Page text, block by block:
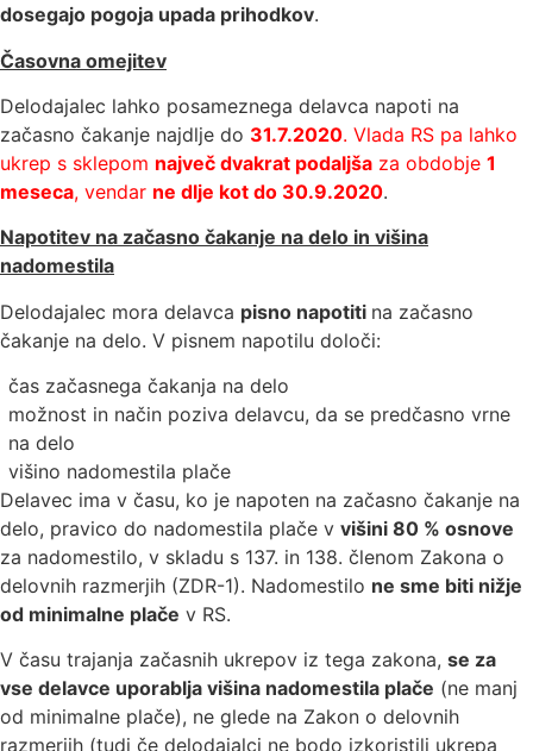
dosegajo pogoja upada prihodkov.
Časovna omejitev
Delodajalec lahko posameznega delavca napoti na
začasno čakanje najdlje do 31.7.2020. Vlada RS pa lahko
ukrep s sklepom največ dvakrat podaljša za obdobje 1
meseca, vendar ne dlje kot do 30.9.2020.
Napotitev na začasno čakanje na delo in višina
nadomestila
Delodajalec mora delavca pisno napotiti na začasno
čakanje na delo. V pisnem napotilu določi:
čas začasnega čakanja na delo
možnost in način poziva delavcu, da se predčasno vrne
na delo
višino nadomestila plače
Delavec ima v času, ko je napoten na začasno čakanje na
delo, pravico do nadomestila plače v višini 80 % osnove
za nadomestilo, v skladu s 137. in 138. členom Zakona o
delovnih razmerjih (ZDR-1). Nadomestilo ne sme biti nižje
od minimalne plače v RS.
V času trajanja začasnih ukrepov iz tega zakona, se za
vse delavce uporablja višina nadomestila plače (ne manj
od minimalne plače), ne glede na Zakon o delovnih
razmerjih (tudi če delodajalci ne bodo izkoristili ukrepa